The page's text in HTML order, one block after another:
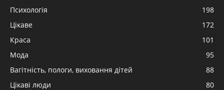
Психологія
198
Цікаве
172
Краса
101
Мода
95
Вагітність, пологи, виховання дітей
88
Цікаві люди
80